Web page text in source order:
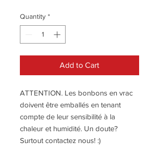
Quantity *
Add to Cart
ATTENTION. Les bonbons en vrac
doivent être emballés en tenant
compte de leur sensibilité à la
chaleur et humidité. Un doute?
Surtout contactez nous! :)